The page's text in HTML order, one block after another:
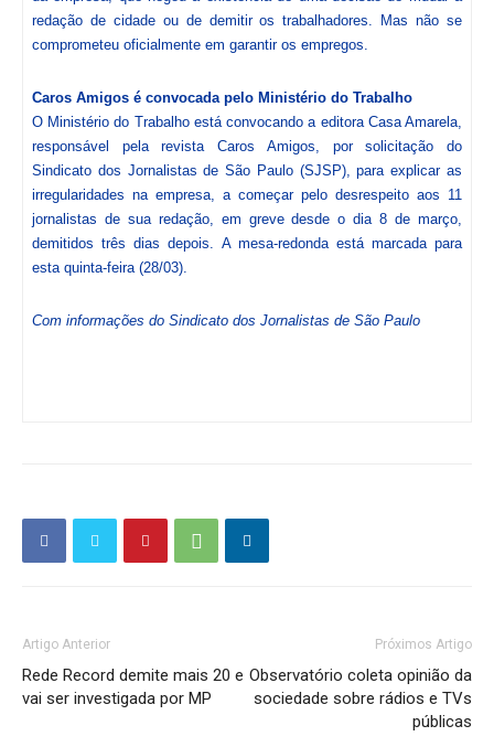
redação de cidade ou de demitir os trabalhadores. Mas não se
comprometeu oficialmente em garantir os empregos.
Caros Amigos é convocada pelo Ministério do Trabalho
O Ministério do Trabalho está convocando a editora Casa Amarela,
responsável pela revista Caros Amigos, por solicitação do
Sindicato dos Jornalistas de São Paulo (SJSP), para explicar as
irregularidades na empresa, a começar pelo desrespeito aos 11
jornalistas de sua redação, em greve desde o dia 8 de março,
demitidos três dias depois. A mesa-redonda está marcada para
esta quinta-feira (28/03).
Com informações do Sindicato dos Jornalistas de São Paulo
Artigo Anterior
Rede Record demite mais 20 e
vai ser investigada por MP
Próximos Artigo
Observatório coleta opinião da
sociedade sobre rádios e TVs
públicas